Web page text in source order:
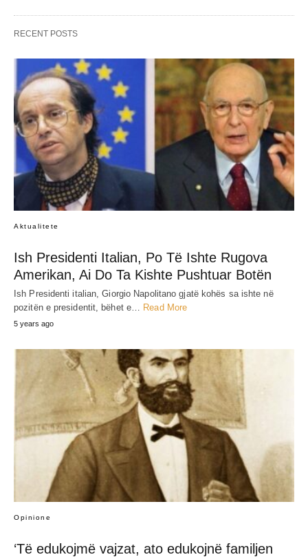
RECENT POSTS
Aktualitete
Ish Presidenti Italian, Po Të Ishte Rugova
Amerikan, Ai Do Ta Kishte Pushtuar Botën
Ish Presidenti italian, Giorgio Napolitano gjatë kohës sa ishte në
pozitën e presidentit, bëhet e… Read More
5 years ago
Opinione
‘Të edukojmë vajzat, ato edukojnë familjen